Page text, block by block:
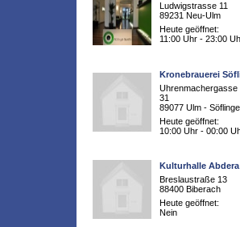
Ludwigstrasse 11
89231 Neu-Ulm
Heute geöffnet:
11:00 Uhr - 23:00
Kronebrauerei
31
89077 Ulm -
Heute geöffnet:
10:00 Uhr - 00:00
Kulturhalle Abdera
Breslaustraße 13
88400 Biberach
Heute geöffnet:
Nein